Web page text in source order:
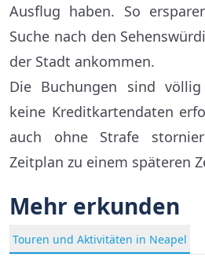
Ausflug haben. So
Suche nach den
der Stadt ankommen.
Die Buchungen sind
keine Kreditkartendaten
auch ohne Strafe
Zeitplan zu einem späteren
Mehr erkunden
Touren und Aktivitäten in Neapel